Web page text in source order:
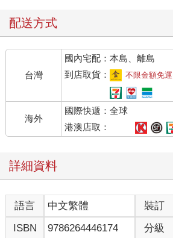
位備受敬重的「漢文」老師，在地方上頗
農地。但命運弄人，從曾祖父、祖父到我
族也從文人轉為務農，日子過得相當清苦
後甚至去當過採礦工人，每天陷在暗無天
取微薄的薪水。
1973 年，也就是我出生的那一年，為了
子，父母做了一個重大的決定--舉家搬往
那正是台灣經濟起飛的年代，台灣製造
父親在新店的一間工廠學習染布技術，隨
到三芝，父親也憑著苦幹實幹，從學徒一
從我有記憶以來，只有小學畢業的父親，
吃完母親準備的早餐後，便出門前往遠在
配送方式
台灣
國內宅配：本島、離島
到店取貨：
不限金額免
海外
國際快遞：全球
港澳店取：
詳細資料
語言 中文繁體 裝訂
ISBN
9786264446174 分級